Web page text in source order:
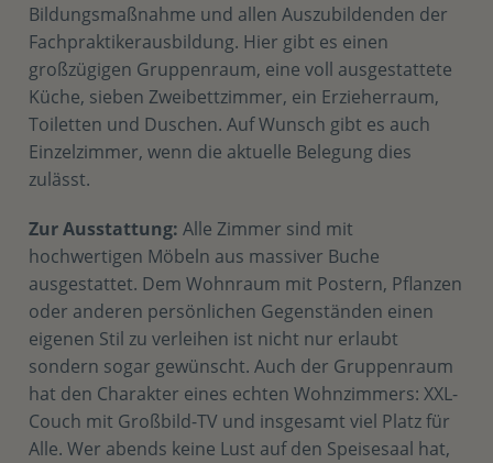
Bildungsmaßnahme und allen Auszubildenden der
Fachpraktikerausbildung. Hier gibt es einen
großzügigen Gruppenraum, eine voll ausgestattete
Küche, sieben Zweibettzimmer, ein Erzieherraum,
Toiletten und Duschen. Auf Wunsch gibt es auch
Einzelzimmer, wenn die aktuelle Belegung dies
zulässt.
Zur Ausstattung: Alle Zimmer sind mit
hochwertigen Möbeln aus massiver Buche
ausgestattet. Dem Wohnraum mit Postern, Pflanzen
oder anderen persönlichen Gegenständen einen
eigenen Stil zu verleihen ist nicht nur erlaubt
sondern sogar gewünscht. Auch der Gruppenraum
hat den Charakter eines echten Wohnzimmers: XXL-
Couch mit Großbild-TV und insgesamt viel Platz für
Alle. Wer abends keine Lust auf den Speisesaal hat,